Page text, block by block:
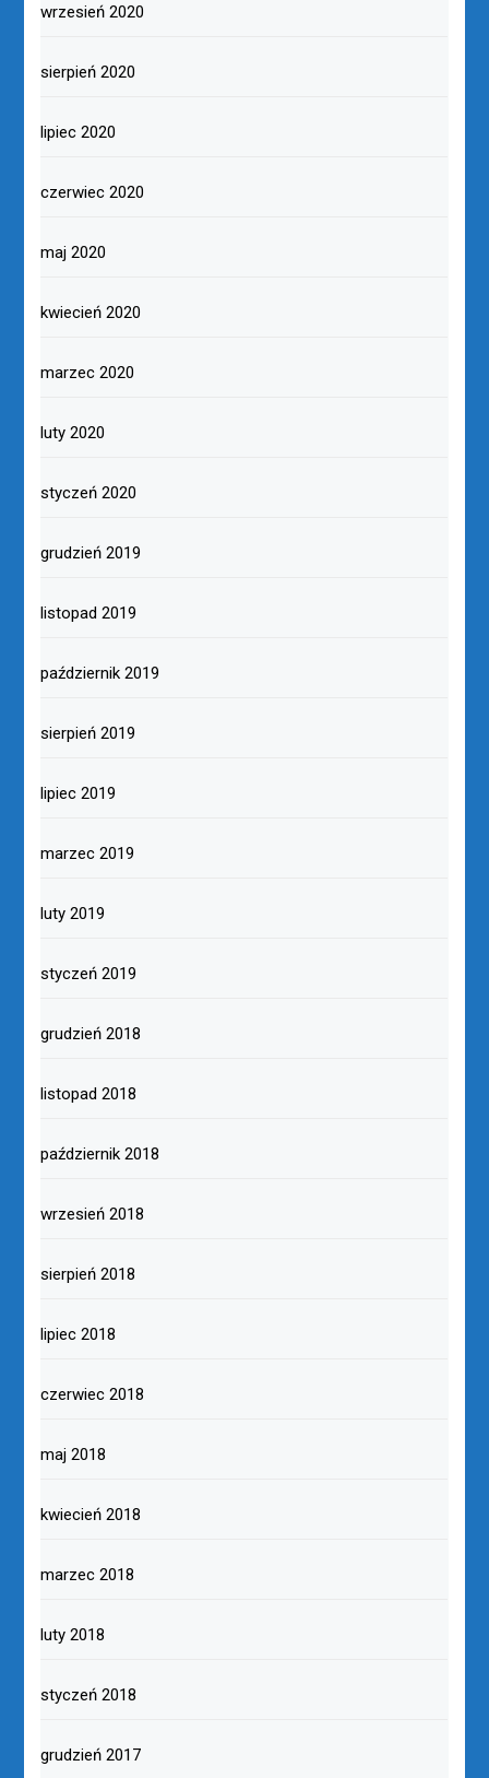
wrzesień 2020
sierpień 2020
lipiec 2020
czerwiec 2020
maj 2020
kwiecień 2020
marzec 2020
luty 2020
styczeń 2020
grudzień 2019
listopad 2019
październik 2019
sierpień 2019
lipiec 2019
marzec 2019
luty 2019
styczeń 2019
grudzień 2018
listopad 2018
październik 2018
wrzesień 2018
sierpień 2018
lipiec 2018
czerwiec 2018
maj 2018
kwiecień 2018
marzec 2018
luty 2018
styczeń 2018
grudzień 2017